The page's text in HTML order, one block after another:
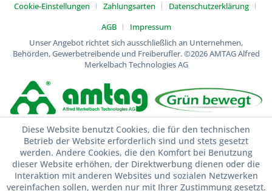
Cookie-Einstellungen
Zahlungsarten
Datenschutzerklärung
AGB
Impressum
Unser Angebot richtet sich ausschließlich an Unternehmen,
Behörden, Gewerbetreibende und Freiberufler.©2026 AMTAG Alfred
Merkelbach Technologies AG
Diese Website benutzt Cookies, die für den technischen
Betrieb der Website erforderlich sind und stets gesetzt
werden. Andere Cookies, die den Komfort bei Benutzung
dieser Website erhöhen, der Direktwerbung dienen oder die
Interaktion mit anderen Websites und sozialen Netzwerken
vereinfachen sollen, werden nur mit Ihrer Zustimmung gesetzt.